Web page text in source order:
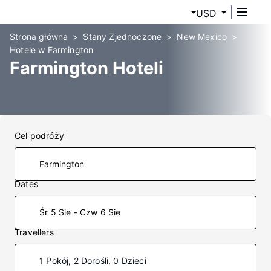
USD
Strona główna Stany Zjednoczone
New Mexico
Hotele w Farmington
Farmington Hoteli
Cel podróży
Dates
Śr 5 Sie - Czw 6 Sie
Travellers
1 Pokój, 2 Dorośli, 0 Dzieci